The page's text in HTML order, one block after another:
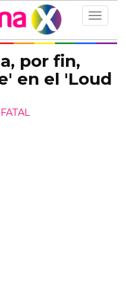
Toggle
por fin,
en el 'Loud